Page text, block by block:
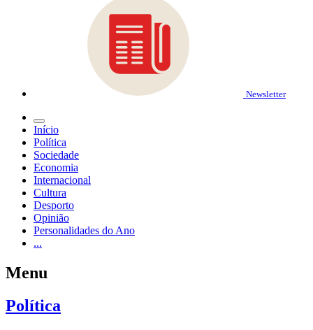
Newsletter
Início
Política
Sociedade
Economia
Internacional
Cultura
Desporto
Opinião
Personalidades do Ano
...
Menu
Política